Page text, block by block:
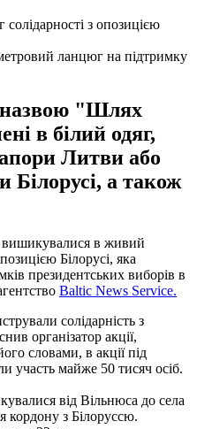
ланцюг на підтримку
назвою "Шлях
в білий одяг,
Литви або
Білорусі, а також
вишикувалися в живий
Білорусі, яка
президентських виборів в
Baltic News Service.
солідарність з
організатор акції,
словами, в акції під
участь майже 50 тисяч осіб.
від Вільнюса до села
кордону з Білоруссю.